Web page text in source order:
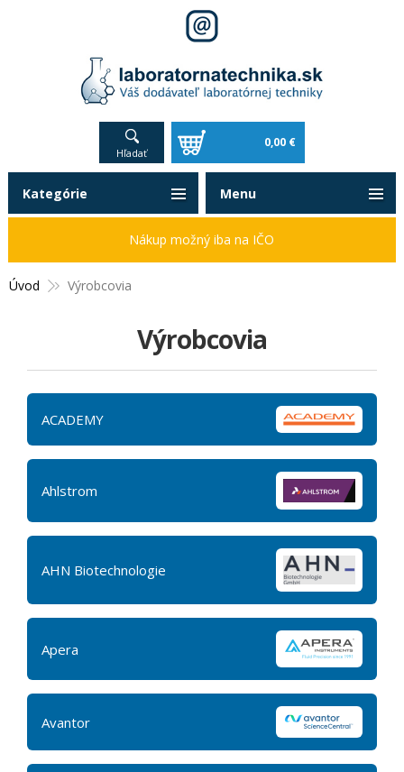
Hľadať
0,00 €
Úvod Výrobcovia
Výrobcovia
ACADEMY
Ahlstrom
AHN Biotechnologie
Apera
Avantor
Kategórie
Nákup možný iba na IČO
Menu